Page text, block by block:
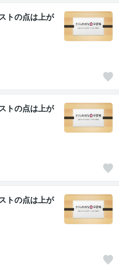
トの点は上が
トの点は上が
トの点は上が